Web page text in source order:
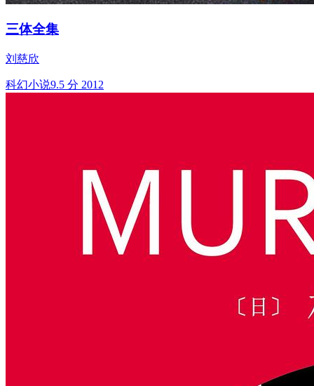
三体全集
刘慈欣
科幻小说9.5 分 2012